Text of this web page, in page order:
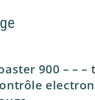
900 – – –